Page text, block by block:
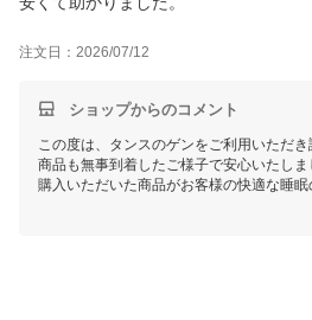
注文日：2026/07/12
ショップからのコメント
この度は、タンスのゲンをご利用いただき
商品も無事到着したご様子で安心いたしま
購入いただいた商品がお客様の快適な睡